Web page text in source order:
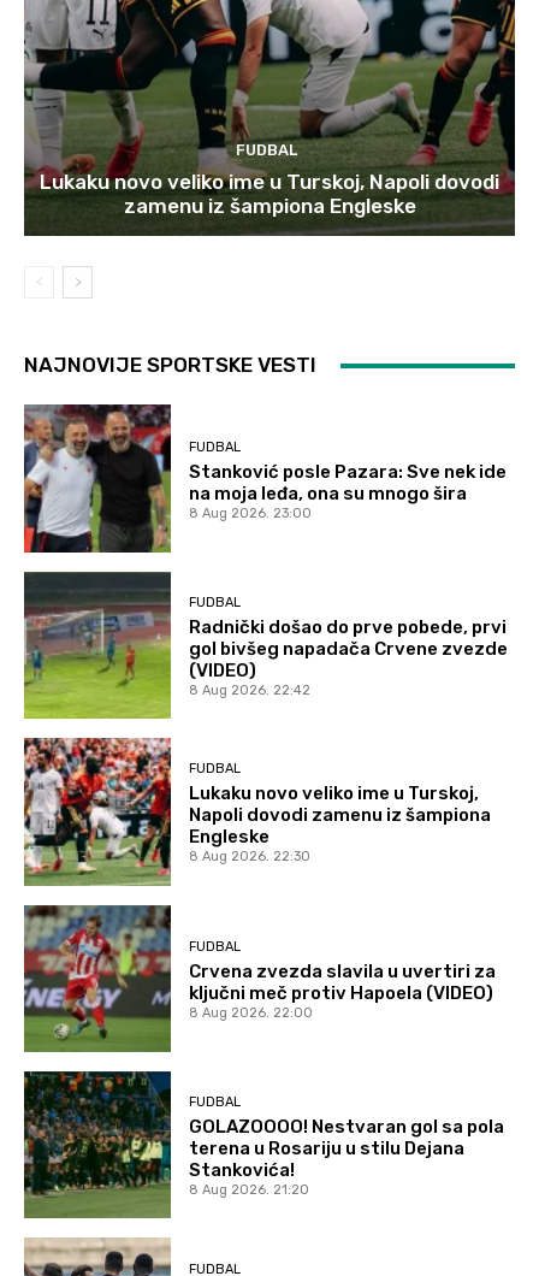
FUDBAL
Lukaku novo veliko ime u Turskoj, Napoli dovodi
zamenu iz šampiona Engleske
NAJNOVIJE SPORTSKE VESTI
FUDBAL
Stanković posle Pazara: Sve nek ide
na moja leđa, ona su mnogo šira
8 Aug 2026. 23:00
FUDBAL
Radnički došao do prve pobede, prvi
gol bivšeg napadača Crvene zvezde
(VIDEO)
8 Aug 2026. 22:42
FUDBAL
Lukaku novo veliko ime u Turskoj,
Napoli dovodi zamenu iz šampiona
Engleske
8 Aug 2026. 22:30
FUDBAL
Crvena zvezda slavila u uvertiri za
ključni meč protiv Hapoela (VIDEO)
8 Aug 2026. 22:00
FUDBAL
GOLAZOOOO! Nestvaran gol sa pola
terena u Rosariju u stilu Dejana
Stankovića!
8 Aug 2026. 21:20
FUDBAL